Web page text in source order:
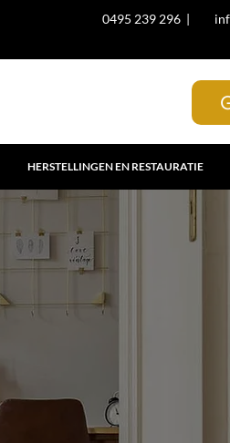
0495 239 296 |
HERSTELLINGEN EN RESTAURATIE